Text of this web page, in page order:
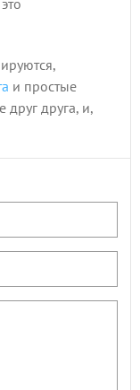
и простые
друг друга, и,